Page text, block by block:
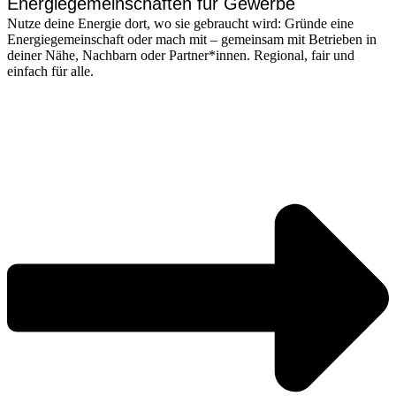
Nutze deine Energie dort, wo sie gebraucht wird: Gründe eine
Energiegemeinschaft oder mach mit – gemeinsam mit Betrieben in
deiner Nähe, Nachbarn oder Partner*innen. Regional, fair und
einfach für alle.